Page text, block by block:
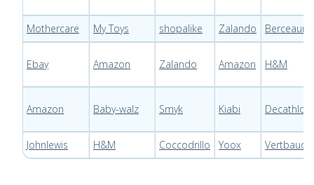
Mothercare My Toys shopalike Zalando
Ebay Amazon Zalando Amazon H&M
Amazon Baby-walz Smyk Kiabi Decathlon
Johnlewis H&M Coccodrillo Yoox